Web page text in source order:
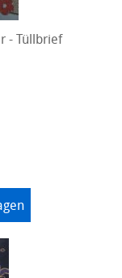
- Tüllbrief